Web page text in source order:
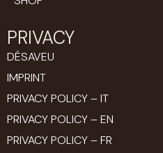
PRIVACY
DÉSAVEU
IMPRINT
PRIVACY POLICY – IT
PRIVACY POLICY – EN
PRIVACY POLICY – FR